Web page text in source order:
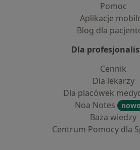
Pomoc
Aplikacje
Blog dla
Dla
Cennik
Dla lekarzy
Dla placówek
Noa Notes
Baza wiedzy
Centrum Pomocy dla